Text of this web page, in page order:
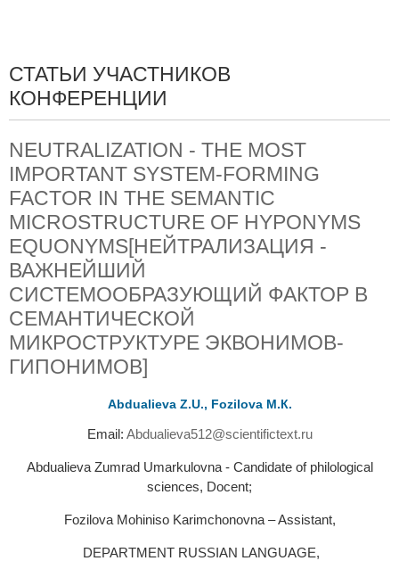
СТАТЬИ УЧАСТНИКОВ
КОНФЕРЕНЦИИ
NEUTRALIZATION - THE MOST
IMPORTANT SYSTEM-FORMING
FACTOR IN THE SEMANTIC
MICROSTRUCTURE OF HYPONYMS
EQUONYMS[НЕЙТРАЛИЗАЦИЯ -
ВАЖНЕЙШИЙ
СИСТЕМООБРАЗУЮЩИЙ ФАКТОР В
СЕМАНТИЧЕСКОЙ
МИКРОСТРУКТУРЕ ЭКВОНИМОВ-
ГИПОНИМОВ]
Abdualieva Z.U., Fozilova M.К.
Email: Abdualieva512@scientifictext.ru
Abdualieva Zumrad Umarkulovna - Candidate of philological
sciences, Docent;
Fozilova Mohiniso Karimchonovna – Assistant,
DEPARTMENT RUSSIAN LANGUAGE,